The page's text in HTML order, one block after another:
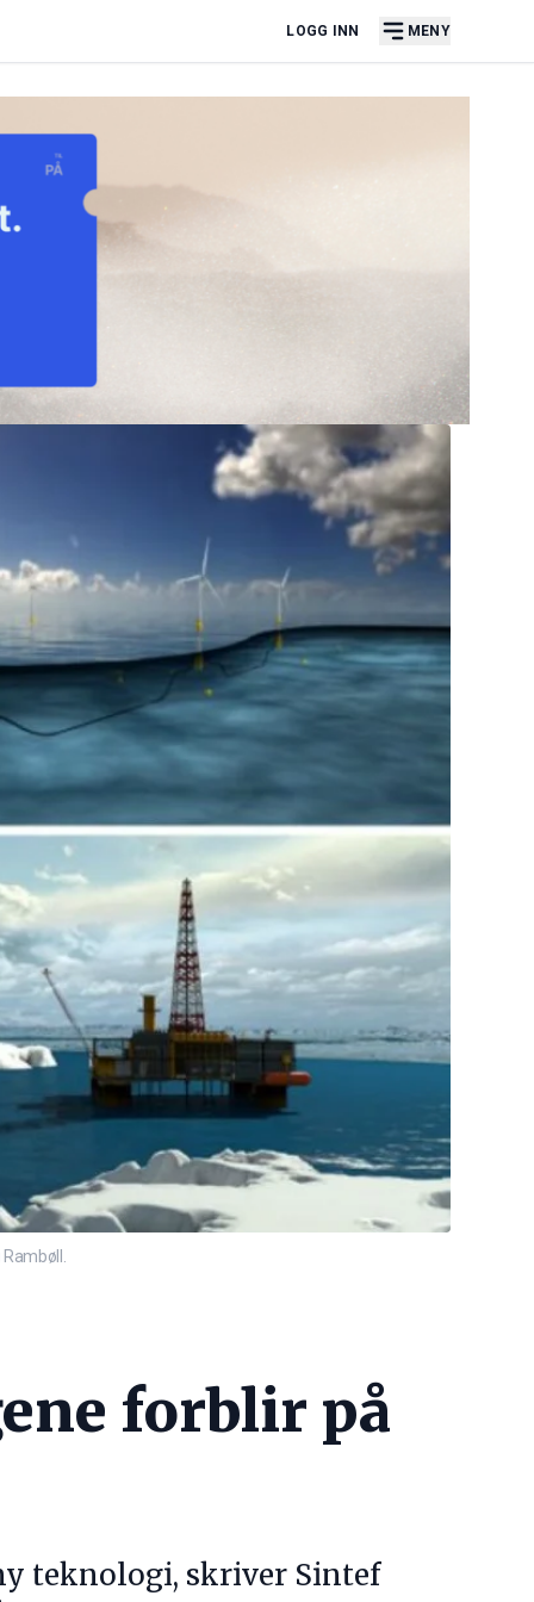
LOGG INN MENY
forblir på
teknologi, skriver Sintef